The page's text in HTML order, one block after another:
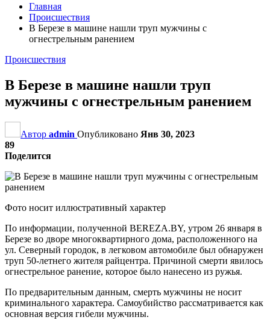
Главная
Происшествия
В Березе в машине нашли труп мужчины с
огнестрельным ранением
Происшествия
В Березе в машине нашли труп
мужчины с огнестрельным ранением
Автор admin Опубликовано Янв 30, 2023
89
Поделится
Фото носит иллюстративный характер
По информации, полученной BEREZA.BY, утром 26 января в
Березе во дворе многоквартирного дома, расположенного на
ул. Северный городок, в легковом автомобиле был обнаружен
труп 50-летнего жителя райцентра. Причиной смерти явилось
огнестрельное ранение, которое было нанесено из ружья.
По предварительным данным, смерть мужчины не носит
криминального характера. Самоубийство рассматривается как
основная версия гибели мужчины.